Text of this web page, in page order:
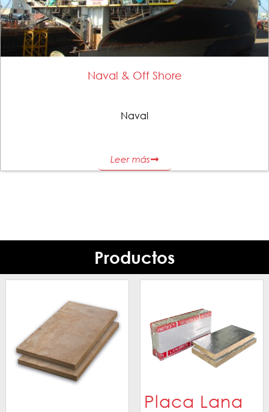
Naval & Off Shore
Naval
Leer más
Productos
Placa Lana